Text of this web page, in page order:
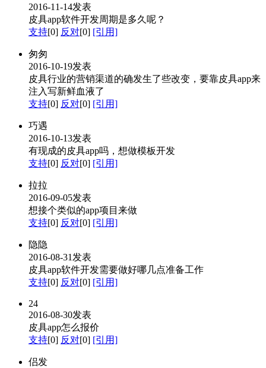
2016-11-14发表
皮具app软件开发周期是多久呢？
支持[0] 反对[0] [引用]
匆匆
2016-10-19发表
皮具行业的营销渠道的确发生了些改变，要靠皮具app来
注入写新鲜血液了
支持[0] 反对[0] [引用]
巧遇
2016-10-13发表
有现成的皮具app吗，想做模板开发
支持[0] 反对[0] [引用]
拉拉
2016-09-05发表
想接个类似的app项目来做
支持[0] 反对[0] [引用]
隐隐
2016-08-31发表
皮具app软件开发需要做好哪几点准备工作
支持[0] 反对[0] [引用]
24
2016-08-30发表
皮具app怎么报价
支持[0] 反对[0] [引用]
侣发